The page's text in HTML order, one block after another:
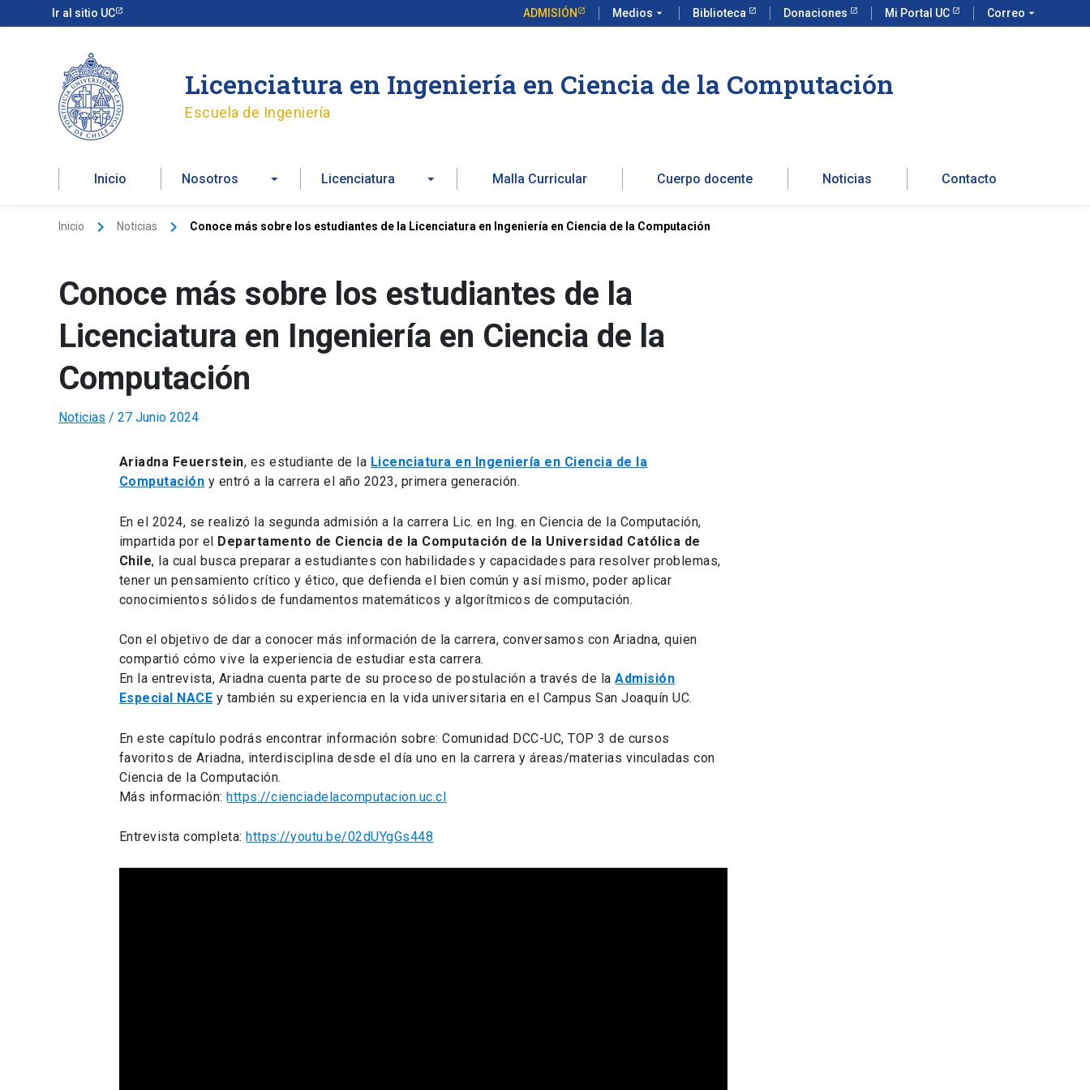
Ir al sitio UC ADMISIÓN Medios arrow_drop_down Biblioteca Donaciones Mi Portal UC Correo arrow_drop_down
al
Licenciatura en Ingeniería en Ciencia de la Computación
Escuela de Ingeniería
Inicio Nosotros Licenciatura Malla Curricular Cuerpo docente Noticias Contacto
Inicio Noticias Conoce más sobre los estudiantes de la Licenciatura en Ingeniería en Ciencia de la Computación
Conoce más sobre los estudiantes de la
Licenciatura en Ingeniería en Ciencia de la
Computación
Noticias / 27 Junio 2024
Ariadna Feuerstein, es estudiante de la Licenciatura en Ingeniería en Ciencia de la
Computación y entró a la carrera el año 2023, primera generación.
En el 2024, se realizó la segunda admisión a la carrera Lic. en Ing. en Ciencia de la Computación,
impartida por el Departamento de Ciencia de la Computación de la Universidad Católica de
Chile, la cual busca preparar a estudiantes con habilidades y capacidades para resolver problemas,
tener un pensamiento crítico y ético, que defienda el bien común y así mismo, poder aplicar
conocimientos sólidos de fundamentos matemáticos y algorítmicos de computación.
Con el objetivo de dar a conocer más información de la carrera, conversamos con Ariadna, quien
compartió cómo vive la experiencia de estudiar esta carrera.
En la entrevista, Ariadna cuenta parte de su proceso de postulación a través de laAdmisión
Especial
NACE y también su experiencia en la vida universitaria en el Campus San Joaquín UC.
En este capítulo podrás encontrar información sobre: Comunidad DCC-UC, TOP 3 de cursos
favoritos de Ariadna, interdisciplina desde el día uno en la carrera y áreas/materias vinculadas con
Ciencia de la Computación.
Más información:https://cienciadelacomputacion.uc.cl
Entrevista completa: https://youtu.be/02dUYgGs448